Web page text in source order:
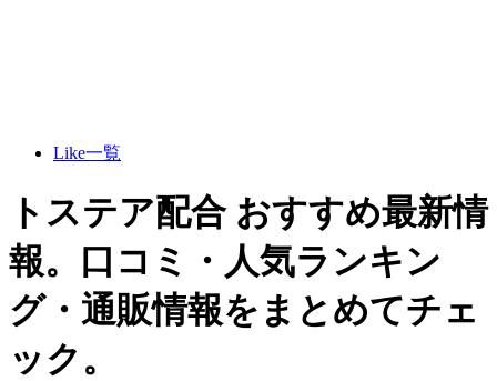
Like一覧
トステア配合 おすすめ最新情
報。口コミ・人気ランキン
グ・通販情報をまとめてチェ
ック。